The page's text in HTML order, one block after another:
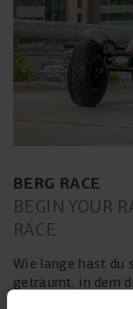
BERG RACE
BEGIN YOUR
RACE
Wie lange hast du
geträumt, in dem
Luftreifen und